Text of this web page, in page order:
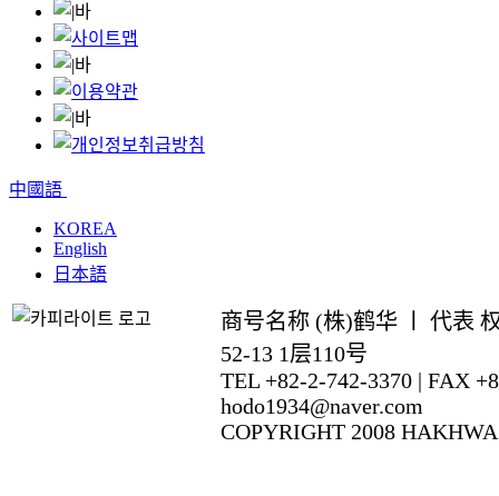
中國語
KOREA
English
日本語
商号名称 (株)鹤华 ㅣ 代表
52-13 1层110号
TEL +82-2-742-3370 | FAX
hodo1934@naver.com
COPYRIGHT 2008